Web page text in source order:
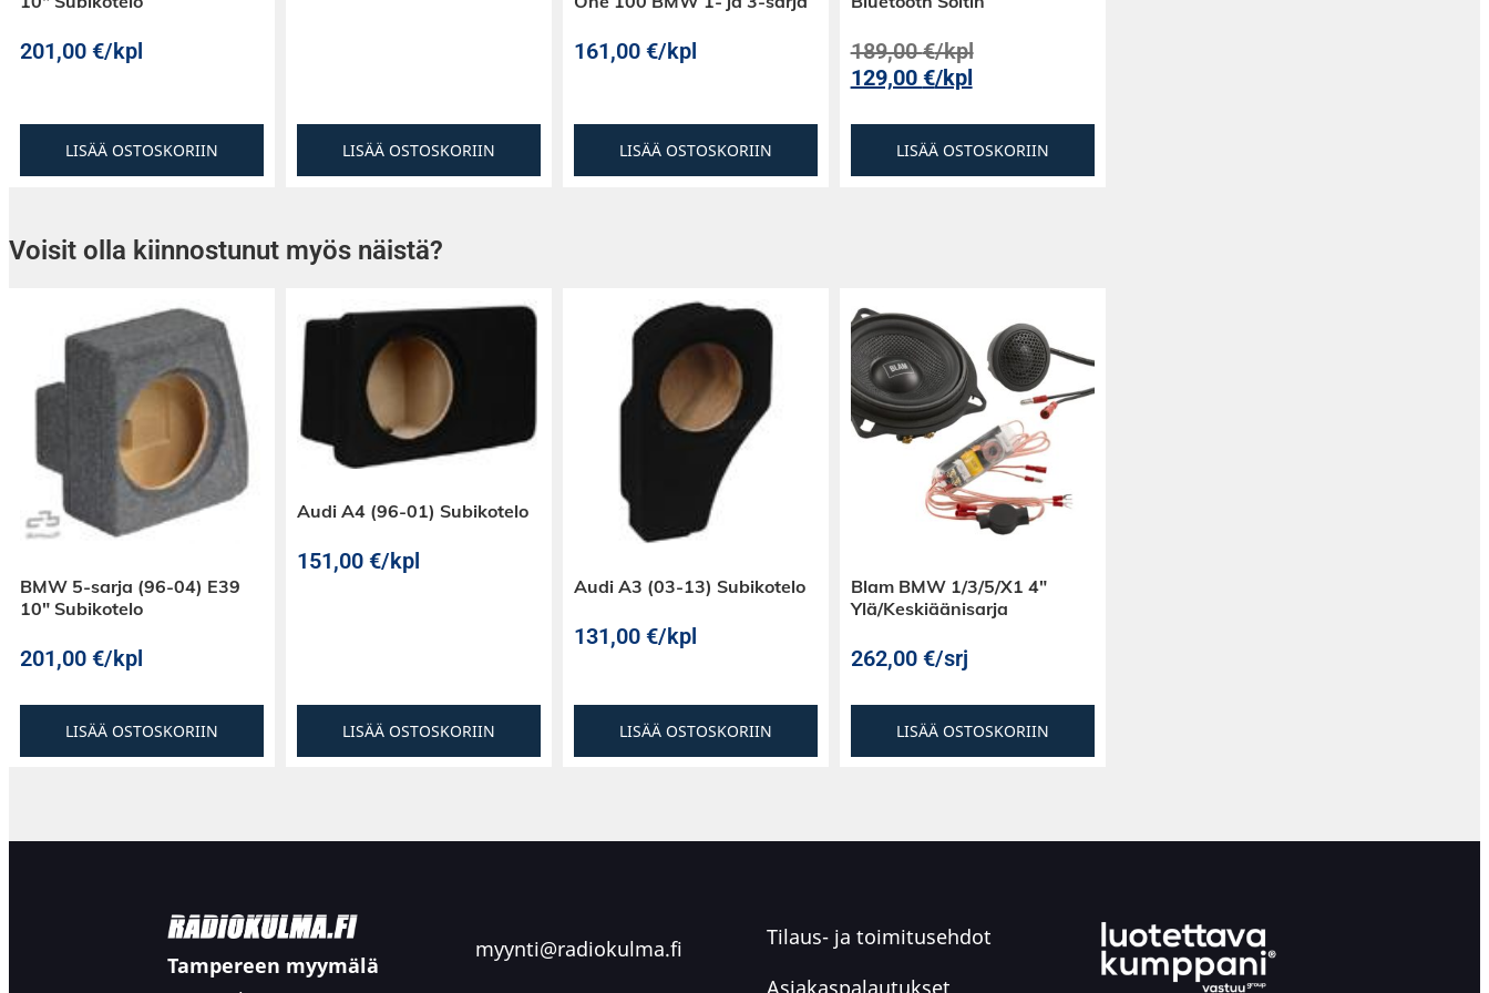
201,00 €/kpl
LISÄÄ OSTOSKORIIN LISÄÄ OSTOSKORIIN
161,00 €/kpl
LISÄÄ OSTOSKORIIN
189,00€/kpl
129,00 €/kpl
LISÄÄ OSTOSKORIIN
Voisit olla kiinnostunut myös näistä?
BMW 5-sarja (96-04) E39
10″ Subikotelo
201,00 €/kpl
LISÄÄ OSTOSKORIIN
Audi A4 (96-01) Subikotelo
151,00 €/kpl
LISÄÄ OSTOSKORIIN
Audi A3 (03-13) Subikotelo
131,00 €/kpl
LISÄÄ OSTOSKORIIN
Blam BMW 1/3/5/X1 4″
Ylä/Keskiäänisarja
262,00 €/srj
LISÄÄ OSTOSKORIIN
Tampereen myymälä
myynti@radiokulma.fi
Tilaus- ja toimitusehdot
Asiakaspalautukset